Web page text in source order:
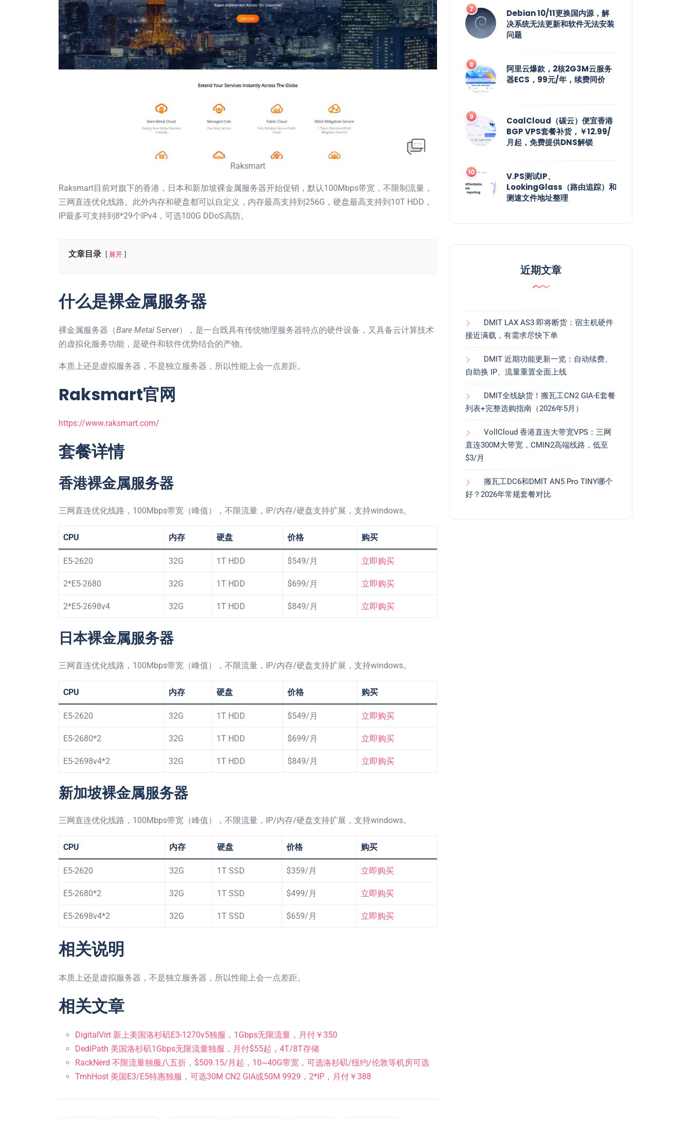
Raksmart
Raksmart目前对旗下的香港，日本和新加坡裸金属服务器开始促销，默认100Mbps带宽，不限制流量，
三网直连优化线路。此外内存和硬盘都可以自定义，内存最高支持到256G，硬盘最高支持到10T HDD，
IP最多可支持到8*29个IPv4，可选100G DDoS高防。
文章目录 展开
什么是裸金属服务器
裸金属服务器（Bare Metal Server），是一台既具有传统物理服务器特点的硬件设备，又具备云计算技术
的虚拟化服务功能，是硬件和软件优势结合的产物。
本质上还是虚拟服务器，不是独立服务器，所以性能上会一点差距。
Raksmart官网
https://www.raksmart.com/
套餐详情
香港裸金属服务器
三网直连优化线路，100Mbps带宽（峰值），不限流量，IP/内存/硬盘支持扩展，支持windows。
CPU 内存 硬盘 价格 购买
E5-2620 32G 1T HDD $549/月 立即购买
2*E5-2680 32G 1T HDD $699/月 立即购买
2*E5-2698v4 32G 1T HDD $849/月 立即购买
日本裸金属服务器
三网直连优化线路，100Mbps带宽（峰值），不限流量，IP/内存/硬盘支持扩展，支持windows。
CPU 内存 硬盘 价格 购买
E5-2620 32G 1T HDD $549/月 立即购买
E5-2680*2 32G 1T HDD $699/月 立即购买
E5-2698v4*2 32G 1T HDD $849/月 立即购买
新加坡裸金属服务器
三网直连优化线路，100Mbps带宽（峰值），不限流量，IP/内存/硬盘支持扩展，支持windows。
CPU 内存 硬盘 价格 购买
E5-2620 32G 1T SSD $359/月 立即购买
E5-2680*2 32G 1T SSD $499/月 立即购买
E5-2698v4*2 32G 1T SSD $659/月 立即购买
相关说明
本质上还是虚拟服务器，不是独立服务器，所以性能上会一点差距。
相关文章
DigitalVirt 新上美国洛杉矶E3-1270v5独服，1Gbps无限流量，月付￥350
DediPath 美国洛杉矶1Gbps无限流量独服，月付$55起，4T/8T存储
RackNerd 不限流量独服八五折，$509.15/月起，10~40G带宽，可选洛杉矶/纽约/伦敦等机房可选
TmhHost 美国E3/E5特惠独服，可选30M CN2 GIA或50M 9929，2*IP，月付￥388
Debian 10/11更换国内源，解
决系统无法更新和软件无法安装
问题
阿里云爆款，2核2G3M云服务
器ECS，99元/年，续费同价
CoalCloud（碳云）便宜香港
BGP VPS套餐补货，￥12.99/
月起，免费提供DNS解锁
V.PS测试IP、
LookingGlass（路由追踪）和
测速文件地址整理
近期文章
DMIT LAX AS3 即将断货：宿主机硬件
接近满载，有需求尽快下单
DMIT 近期功能更新一览：自动续费、
自助换 IP、流量重置全面上线
DMIT全线缺货！搬瓦工CN2 GIA-E套餐
列表+完整选购指南（2026年5月）
VollCloud 香港直连大带宽VPS：三网
直连300M大带宽，CMIN2高端线路，低至
$3/月
搬瓦工DC6和DMIT AN5 Pro TINY哪个
好？2026年常规套餐对比